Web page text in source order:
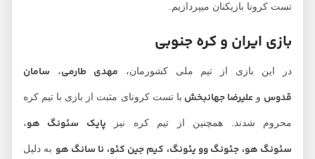
تست کرونا بازیکنان میپردازیم.
بازی ایران و کره جنوبی
در این بازی از تیم ملی کشورمان،مهدی طارمی،سامان
قدوسوعلیرضا جهانبخشبا تست کرونای مثبت از بازی با تیم کره
محروم شدند. همچنین از تیم کره نیز پایک سئونگ هو
سئونگ هو، جئونگ وو یئونگ، کیم جین کئو، نا سانگ هوبه دلیل